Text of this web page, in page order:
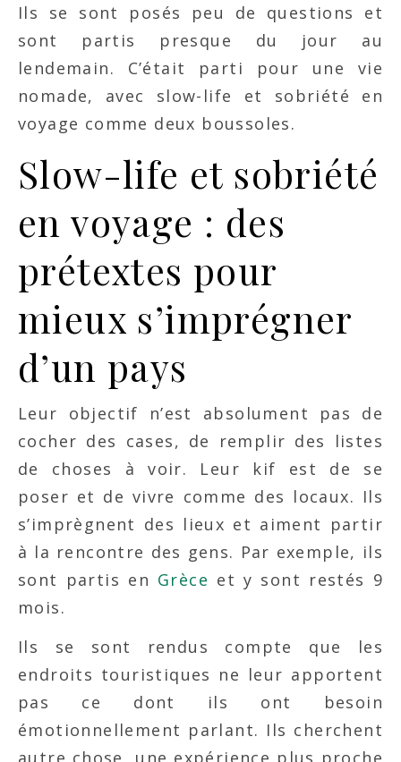
Ils se sont posés peu de questions et
sont partis presque du jour au
lendemain. C’était parti pour une vie
nomade, avec slow-life et sobriété en
voyage comme deux boussoles.
Slow-life et sobriété
en voyage : des
prétextes pour
mieux s’imprégner
d’un pays
Leur objectif n’est absolument pas de
cocher des cases, de remplir des listes
de choses à voir. Leur kif est de se
poser et de vivre comme des locaux. Ils
s’imprègnent des lieux et aiment partir
à la rencontre des gens. Par exemple, ils
sont partis en Grèce et y sont restés 9
mois.
Ils se sont rendus compte que les
endroits touristiques ne leur apportent
pas ce dont ils ont besoin
émotionnellement parlant. Ils cherchent
autre chose, une expérience plus proche